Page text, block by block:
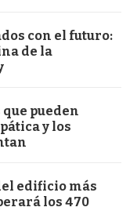
con el futuro:
de la
pueden
y los
edificio más
los 470